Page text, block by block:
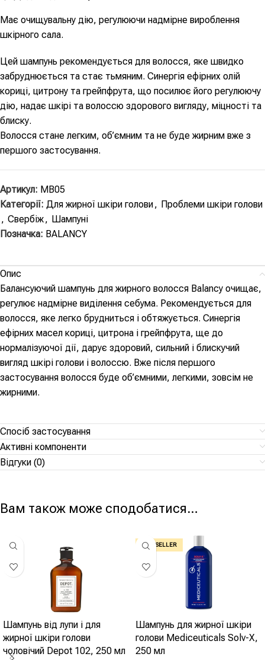
Має очищувальну дію, регулюючи надмірне вироблення
шкірного сала.
Цей шампунь рекомендується для волосся, яке швидко
забруднюється та стає тьмяним. Синергія ефірних олій
кориці, цитрону та грейпфрута, що посилює його регулюючу
дію, надає шкірі та волоссю здорового вигляду, міцності та
блиску.
Волосся стане легким, об’ємним та не буде жирним вже з
першого застосування.
Артикул: MB05
Категорії: Для жирної шкіри голови, Проблеми шкіри голови
, Свербіж, Шампуні
Позначка: BALANCY
Опис
Балансуючий шампунь для жирного волосся Balancy очищає,
регулює надмірне виділення себума. Рекомендується для
волосся, яке легко брудниться і обтяжується. Синергія
ефірних масел кориці, цитрона і грейпфрута, ще до
нормалізуючої дії, дарує здоровий, сильний і блискучий
вигляд шкірі голови і волоссю. Вже після першого
застосування волосся буде об’ємними, легкими, зовсім не
жирними.
Спосіб застосування
Активні компоненти
Відгуки (0)
Вам також може сподобатися…
Шампунь від лупи і для
жирної шкіри голови
чоловічий Depot 102, 250 мл
BEST SELLER
Шампунь для жирної шкіри
голови Mediceuticals Solv-X,
250 мл